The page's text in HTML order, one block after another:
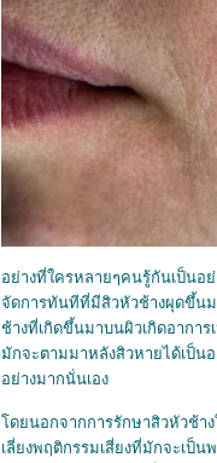
อย่างที่ใครหลายๆคนรู้กันเป็นอ
จัดการทันทีที่มีสิวหัวช้างผุดขึ้นม
ช้างที่เกิดขึ้นมาบนผิวเกิดอากา
มักจะตามมาหลังสิวหายได้เป็น
อย่างมากนั่นเอง
ดยนอกจากการรักษาสิวหัวช้าง
เลี่ยงพฤติกรรมเสี่ยงที่มักจะเป็